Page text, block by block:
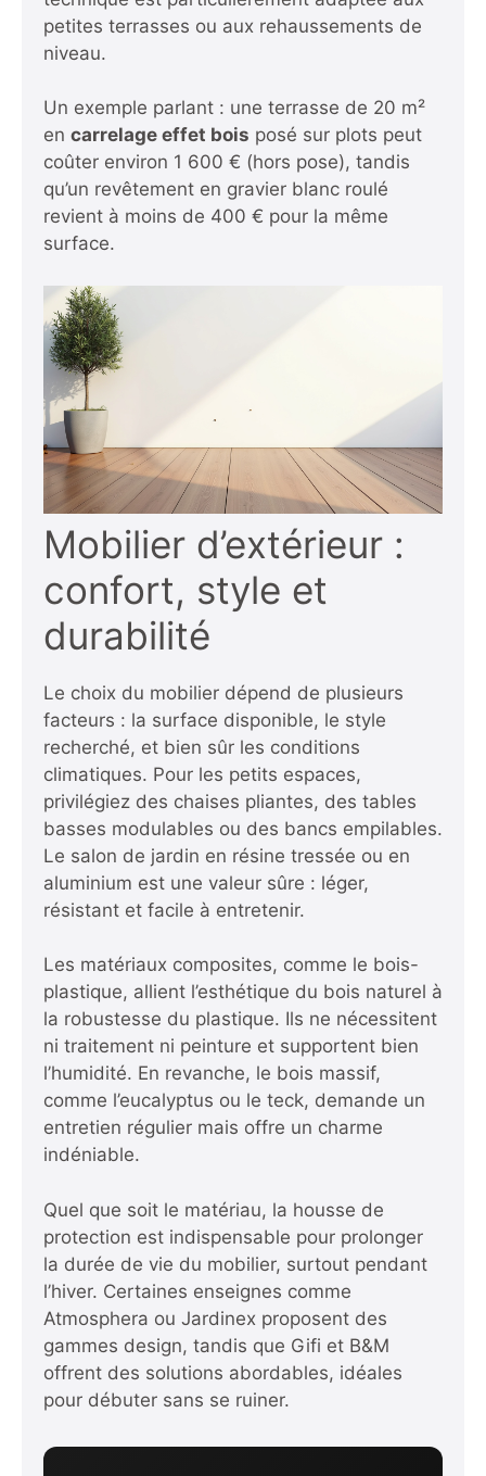
petites terrasses ou aux rehaussements de
niveau.
Un exemple parlant : une terrasse de 20 m²
en carrelage effet bois posé sur plots peut
coûter environ 1 600 € (hors pose), tandis
qu’un revêtement en gravier blanc roulé
revient à moins de 400 € pour la même
surface.
Mobilier d’extérieur :
confort, style et
durabilité
Le choix du mobilier dépend de plusieurs
facteurs : la surface disponible, le style
recherché, et bien sûr les conditions
climatiques. Pour les petits espaces,
privilégiez des chaises pliantes, des tables
basses modulables ou des bancs empilables.
Le salon de jardin en résine tressée ou en
aluminium est une valeur sûre : léger,
résistant et facile à entretenir.
Les matériaux composites, comme le bois-
plastique, allient l’esthétique du bois naturel à
la robustesse du plastique. Ils ne nécessitent
ni traitement ni peinture et supportent bien
l’humidité. En revanche, le bois massif,
comme l’eucalyptus ou le teck, demande un
entretien régulier mais offre un charme
indéniable.
Quel que soit le matériau, la housse de
protection est indispensable pour prolonger
la durée de vie du mobilier, surtout pendant
l’hiver. Certaines enseignes comme
Atmosphera ou Jardinex proposent des
gammes design, tandis que Gifi et B&M
offrent des solutions abordables, idéales
pour débuter sans se ruiner.